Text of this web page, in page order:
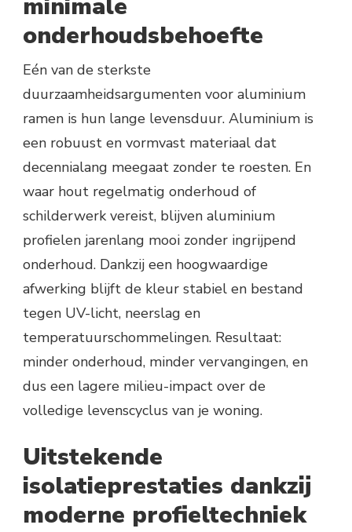
minimale
onderhoudsbehoefte
Eén van de sterkste
duurzaamheidsargumenten voor aluminium
ramen is hun lange levensduur. Aluminium is
een robuust en vormvast materiaal dat
decennialang meegaat zonder te roesten. En
waar hout regelmatig onderhoud of
schilderwerk vereist, blijven aluminium
profielen jarenlang mooi zonder ingrijpend
onderhoud. Dankzij een hoogwaardige
afwerking blijft de kleur stabiel en bestand
tegen UV-licht, neerslag en
temperatuurschommelingen. Resultaat:
minder onderhoud, minder vervangingen, en
dus een lagere milieu-impact over de
volledige levenscyclus van je woning.
Uitstekende
isolatieprestaties dankzij
moderne profieltechniek